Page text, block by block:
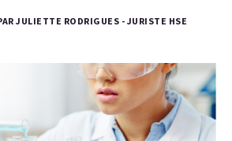
JULIETTE RODRIGUES - JURISTE HSE